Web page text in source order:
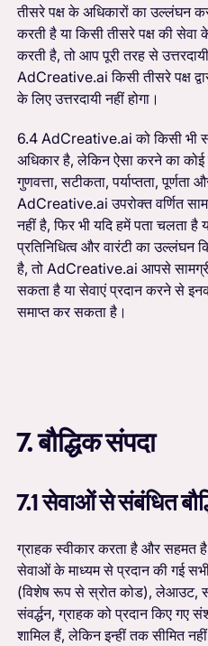
तीसरे पक्ष के अधिकारों का उल्लंघन
करती है या किसी तीसरे पक्ष की
करती है, तो आप पूरी तरह से
AdCreative.ai किसी तीसरे पक्ष
के लिए उत्तरदायी नहीं होगा।
6.4 AdCreative.ai को किसी भी
अधिकार है, लेकिन ऐसा करने का कोई
गुणवत्ता, सटीकता, पर्याप्तता, पूर्णता
AdCreative.ai उपरोक्त वर्णित
नहीं है, फिर भी यदि हमें पता चलता
प्रतिनिधित्व और वारंटी का उल्लंघन
है, तो AdCreative.ai आपसे
सकता है या सेवाएं प्रदान करने से
समाप्त कर सकता है।
7. बौद्धिक संपदा
7.1 सेवाओं से संबंधित
ग्राहक स्वीकार करता है और सहमत है
सेवाओं के माध्यम से प्रदान की गई
(विशेष रूप से स्रोत कोड), लेआउट,
संवर्द्धन, ग्राहक को प्रदान किए गए
शामिल हैं, लेकिन इन्हीं तक सीमित नहीं